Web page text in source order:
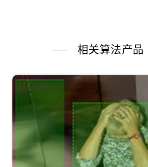
相关算法产品